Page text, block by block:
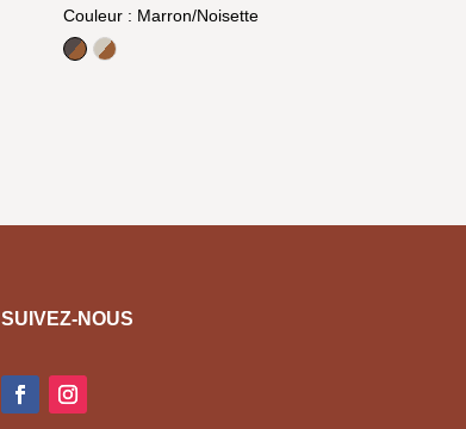
Couleur: Marron/Noisette
Marron/Noisette
Vanille/Noisette
SUIVEZ-NOUS